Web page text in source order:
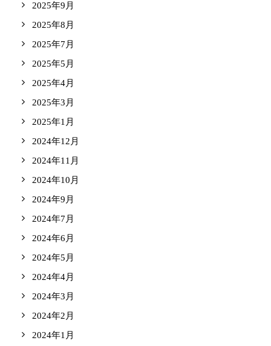
2025年9月
2025年8月
2025年7月
2025年5月
2025年4月
2025年3月
2025年1月
2024年12月
2024年11月
2024年10月
2024年9月
2024年7月
2024年6月
2024年5月
2024年4月
2024年3月
2024年2月
2024年1月